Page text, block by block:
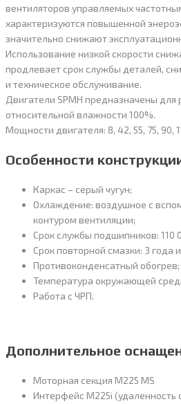
вентиляторов управляемых
характеризуются повышенной
значительно снижают
Использование низкой скорости
продлевает срок службы деталей,
и техническое обслуживание.
Двигатели SPMH предназначены для
относительной влажности 100%.
Мощности двигателя: 8, 42, 55, 75, 90,
Особенности
Каркас – серый чугун;
Охлаждение: воздушное с
контуром вентиляции;
Срок службы подшипников: 110
Срок повторной смазки: 3 года
Противоконденсатный обогрев;
Температура окружающей
Работа с ЧРП.
Дополнительное
Моторная секция M225 MS
Интерфейс M225i (удаленность